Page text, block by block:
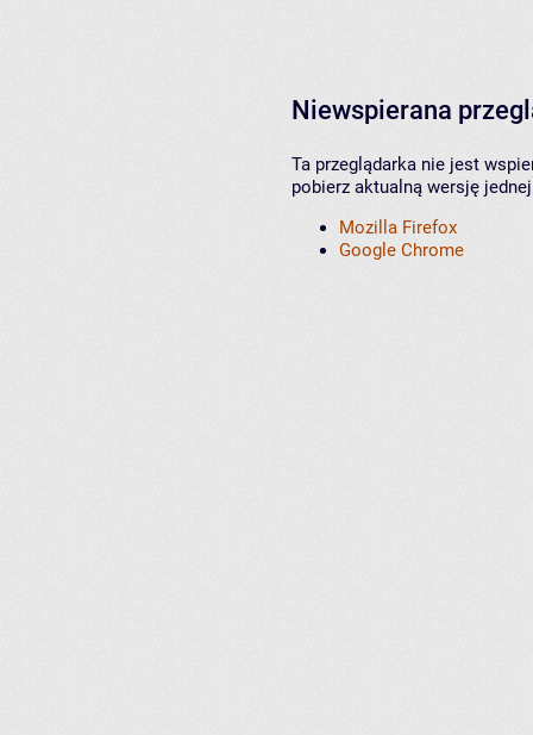
Niewspierana
Ta przeglądarka nie jest
pobierz aktualną wersję
Mozilla Firefox
Google Chrome